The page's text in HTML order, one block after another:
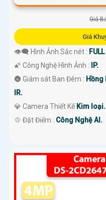
Giá
Giá
👁️‍🗨 Hình Ảnh Sắc nét :
🌠 Công Nghệ Hình Ảnh :
IP.
🌚 Giám sát Ban Đêm :
IR.
💎 Camera Thiết Kế Kim loại.
️💠 Đặt Điểm : Công Nghệ AI.